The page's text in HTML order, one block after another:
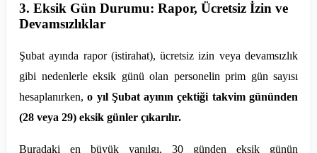
3. Eksik Gün Durumu: Rapor, Ücretsiz İzin ve
Devamsızlıklar
Şubat ayında rapor (istirahat), ücretsiz izin veya devamsızlık
gibi nedenlerle eksik günü olan personelin prim gün sayısı
hesaplanırken,o yıl Şubat ayının çektiği takvim gününden
(28 veya 29) eksik günler çıkarılır.
Buradaki en büyük yanılgı, 30 günden eksik günün